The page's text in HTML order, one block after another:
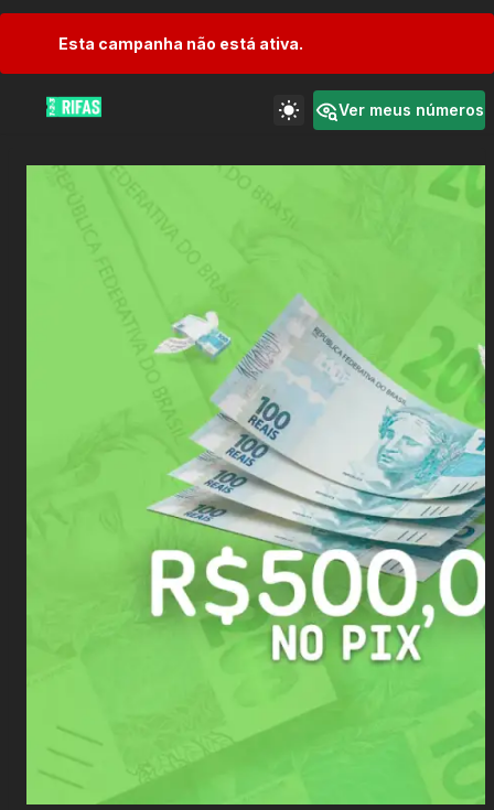
Esta campanha não está ativa.
Ver meus números